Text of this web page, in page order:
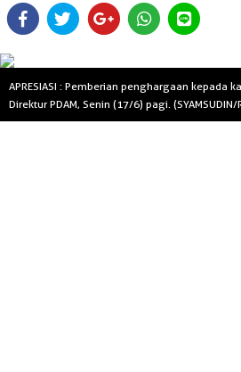
APRESIASI : Pemberian penghargaan kepada
Direktur PDAM, Senin (17/6) pagi. (SYAMSUDIN/